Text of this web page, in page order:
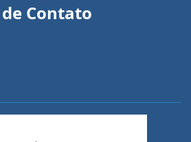
Contato